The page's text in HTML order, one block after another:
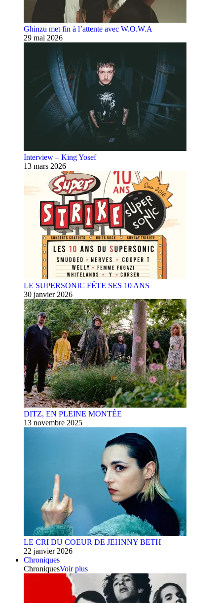
Ghinzu met fin à l’attente avec W.O.W.A
29 mai 2026
Interview – King Yosef
13 mars 2026
LE SUPERSONIC FÊTE SES 10 ANS
30 janvier 2026
DITZ, EN PLEINE MONTÉE
13 novembre 2025
LE CRI DU COEUR DE JEHNNY BETH
22 janvier 2026
Chroniques
ChroniquesVoir plus